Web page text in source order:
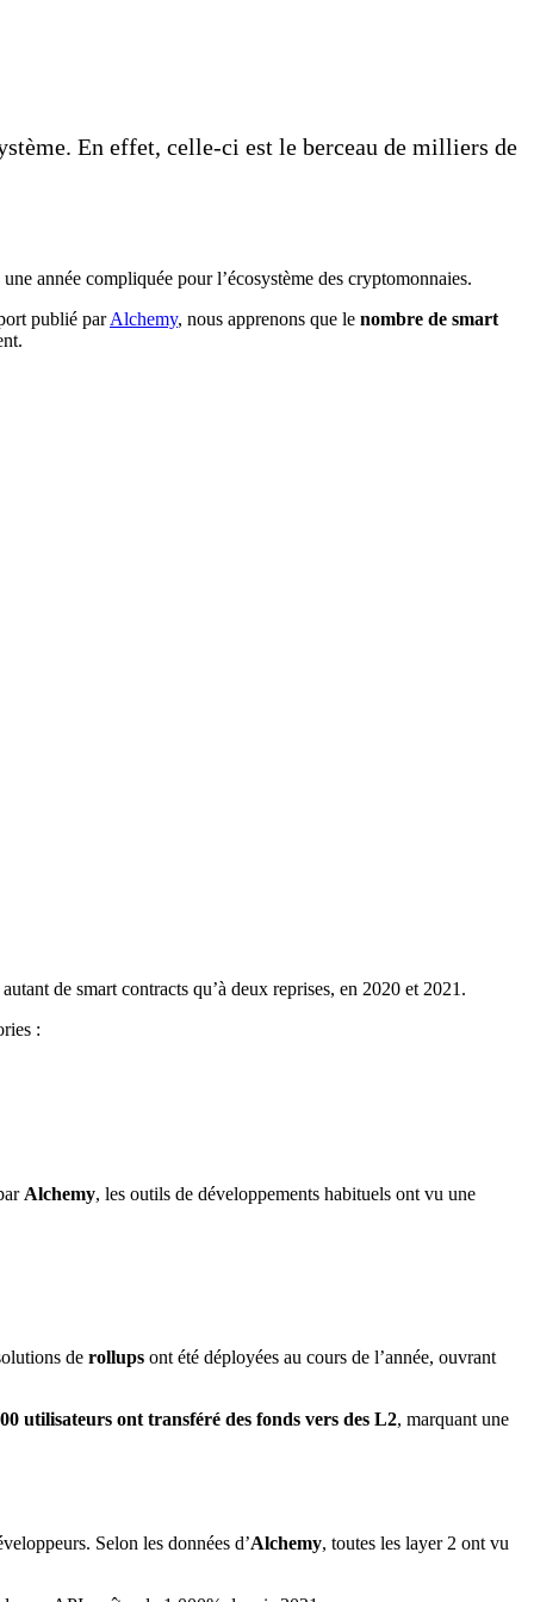
En effet, celle-ci est le berceau de milliers de
année compliquée pour l’écosystème des cryptomonnaies.
publié parAlchemy, nous apprenons que le nombre de smart
de smart contracts qu’à deux reprises, en 2020 et 2021.
:
Alchemy, les outils de développements habituels ont vu une
de rollups ont été déployées au cours de l’année, ouvrant
utilisateurs ont transféré des fonds vers des L2, marquant une
Selon les données d’Alchemy, toutes les layer 2 ont vu